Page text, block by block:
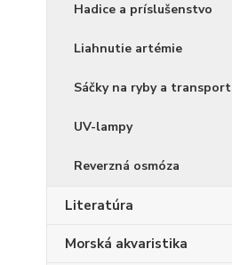
Hadice a príslušenstvo
Liahnutie artémie
Sáčky na ryby a transport
UV-lampy
Reverzná osmóza
Literatúra
Morská akvaristika